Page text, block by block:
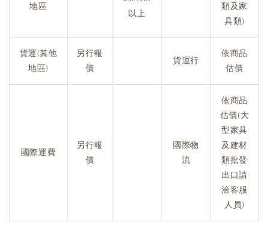
地區
以上
類及家
具類)
貨運(其他
地區)
另行報
價
貨運行
依商品
估價
國際運費
另行報
價
國際物
流
依商品
估價(大
型家具
及建材
類批發
出口請
洽客服
人員)